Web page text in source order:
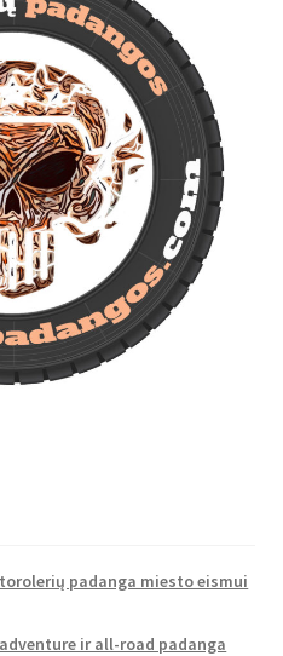
padanga miesto eismui
ir all-road padanga